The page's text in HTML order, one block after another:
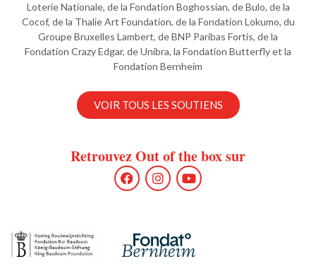
Loterie Nationale, de la Fondation Boghossian, de Bulo, de la
Cocof, de la Thalie Art Foundation, de la Fondation Lokumo, du
Groupe Bruxelles Lambert, de BNP Paribas Fortis, de la
Fondation Crazy Edgar, de Unibra, la Fondation Butterfly et la
Fondation Bernheim
VOIR TOUS LES SOUTIENS
Retrouvez Out of the box sur
F
a
o
k
I
n
g
r
a
Y
o
b
e